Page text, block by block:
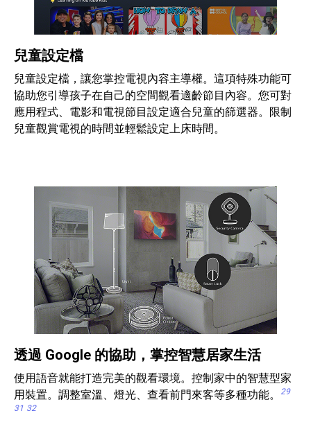
兒童設定檔
兒童設定檔，讓您掌控電視內容主導權。這項特殊功能可
協助您引導孩子在自己的空間觀看適齡節目內容。您可對
應用程式、電影和電視節目設定適合兒童的篩選器。限制
兒童觀賞電視的時間並輕鬆設定上床時間。
透過 Google 的協助，掌控智慧居家生活
使用語音就能打造完美的觀看環境。控制家中的智慧型家
用裝置。調整室溫、燈光、查看前門來客等多種功能。
29
31 32